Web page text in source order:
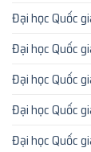
Đại học Quốc
Đại học Quốc
Đại học Quốc
Đại học Quốc
Đại học Quốc